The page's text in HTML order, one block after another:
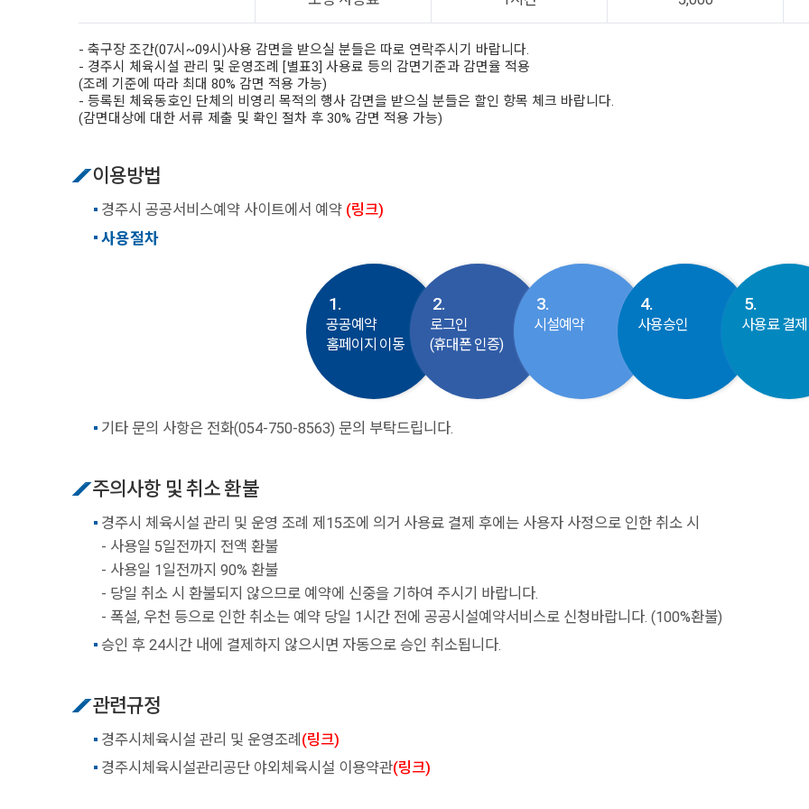
- 축구장 조간(07시~09시)사용 감면을 받으실 분들은 따로 연락주시기 바랍니다.
- 경주시 체육시설 관리 및 운영조례 [별표3] 사용료 등의 감면기준과 감면율 적용
(조례 기준에 따라 최대 80% 감면 적용 가능)
- 등록된 체육동호인 단체의 비영리 목적의 행사 감면을 받으실 분들은 할인 항목 체크 바랍니다.
(감면대상에 대한 서류 제출 및 확인 절차 후 30% 감면 적용 가능)
이용방법
경주시 공공서비스예약 사이트에서 예약 (링크)
사용절차
1.
공공예약
홈페이지 이동
2.
로그인
(휴대폰 인증)
3.
시설예약
4.
사용승인
5.
사용료 결제
기타 문의 사항은 전화(054-750-8563) 문의 부탁드립니다.
주의사항 및 취소 환불
경주시 체육시설 관리 및 운영 조례 제15조에 의거 사용료 결제 후에는 사용자 사정으로 인한 취소 시
- 사용일 5일전까지 전액 환불
- 사용일 1일전까지 90% 환불
- 당일 취소 시 환불되지 않으므로 예약에 신중을 기하여 주시기 바랍니다.
- 폭설, 우천 등으로 인한 취소는 예약 당일 1시간 전에 공공시설예약서비스로 신청바랍니다. (100%환불)
승인 후 24시간 내에 결제하지 않으시면 자동으로 승인 취소됩니다.
관련규정
경주시체육시설 관리 및 운영조례 (링크)
경주시체육시설관리공단 야외체육시설 이용약관(링크)